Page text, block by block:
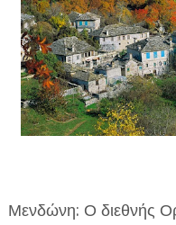
Μενδώνη: Ο διεθνής